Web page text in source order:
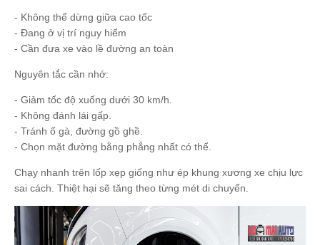
- Không thể dừng giữa cao tốc
- Đang ở vị trí nguy hiểm
- Cần đưa xe vào lề đường an toàn
Nguyên tắc cần nhớ:
- Giảm tốc độ xuống dưới 30 km/h.
- Không đánh lái gấp.
- Tránh ổ gà, đường gồ ghề.
- Chọn mặt đường bằng phẳng nhất có thể.
Chạy nhanh trên lốp xẹp giống như ép khung xương xe chịu lực
sai cách. Thiệt hại sẽ tăng theo từng mét di chuyển.